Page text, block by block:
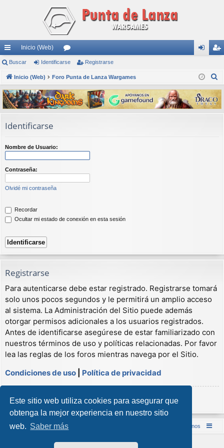
Este sitio web utiliza cookies para asegurar que
obtenga la mejor experiencia en nuestro sitio
web. Saber más
nl
ac
es
rá
pi
s
Inicio (Web)
or
os nti
fic
ar
ist
ra
rs
Buscar Identificarse Registrarse
Inicio (Web) Foro Punta de Lanza Wargames
s
c
Identificarse
Nombre de Usuario:
Contraseña:
Olvidé mi contraseña
Recordar
Ocultar mi estado de conexión en esta sesión
Registrarse
Para autenticarse debe estar registrado. Registrarse tomará
solo unos pocos segundos y le permitirá un amplio acceso
al sistema. La Administración del Sitio puede además
otorgar permisos adicionales a los usuarios registrados.
Antes de identificarse asegúrese de estar familiarizado con
nuestros términos de uso y políticas relacionadas. Por favor
lea las reglas de los foros mientras navega por el Sitio.
Condiciones de uso
Política de privacidad
Registrarse
Inicio (Web) Foro Punta de Lanza Wargames Contáctenos
Desarrollado porphpBB® Forum Software © phpBB Limited